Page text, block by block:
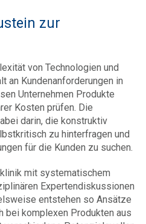
zur
von Technologien und
an Kundenanforderungen in
Unternehmen Produkte
Kosten prüfen. Die
darin, die konstruktiv
zu hinterfragen und
für die Kunden zu suchen.
mit systematischem
Expertendiskussionen
entstehen so Ansätze
bei komplexen Produkten aus